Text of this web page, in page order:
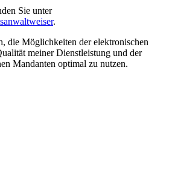
Sie unter
.
die Möglichkeiten der elektronischen
meiner Dienstleistung und der
Mandanten optimal zu nutzen.